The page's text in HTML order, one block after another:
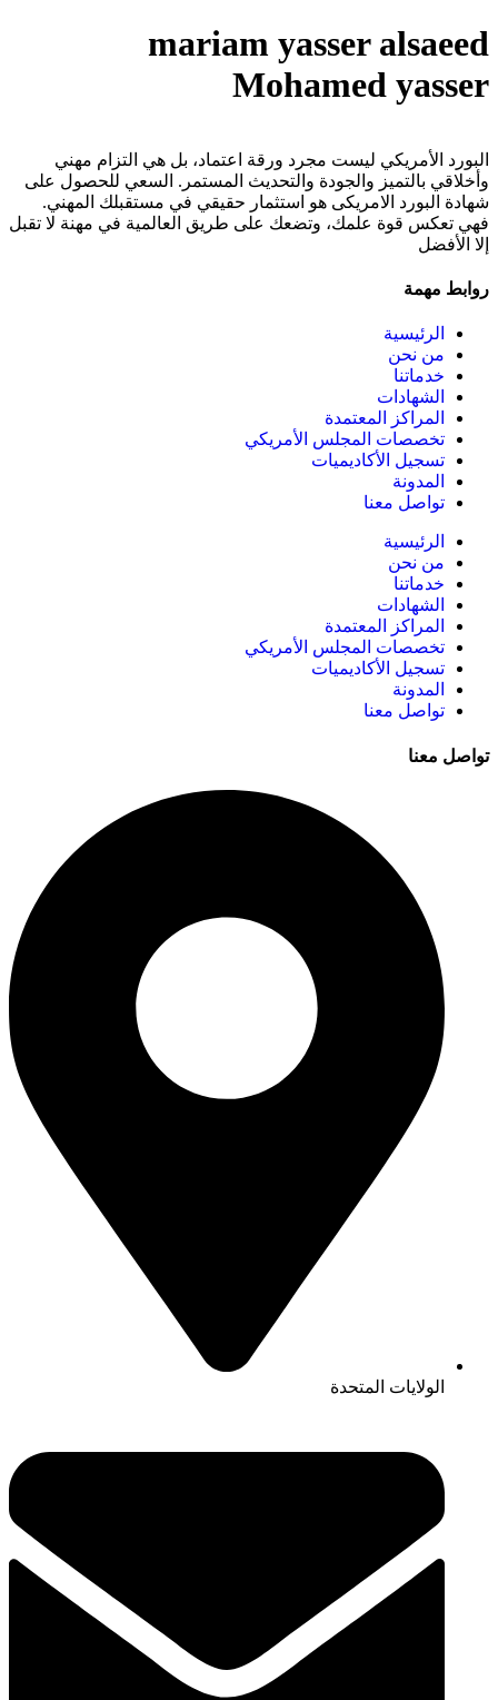
mariam yasser alsaeed
Mohamed yasser
البورد الأمريكي ليست مجرد ورقة اعتماد، بل هي التزام مهني
وأخلاقي بالتميز والجودة والتحديث المستمر. السعي للحصول على
شهادة البورد الامريكى هو استثمار حقيقي في مستقبلك المهني.
فهي تعكس قوة علمك، وتضعك على طريق العالمية في مهنة لا تقبل
إلا الأفضل
روابط مهمة
الرئيسية
من نحن
خدماتنا
الشهادات
المراكز المعتمدة
تخصصات المجلس الأمريكي
تسجيل الأكاديميات
المدونة
تواصل معنا
الرئيسية
من نحن
خدماتنا
الشهادات
المراكز المعتمدة
تخصصات المجلس الأمريكي
تسجيل الأكاديميات
المدونة
تواصل معنا
تواصل معنا
الولايات المتحدة